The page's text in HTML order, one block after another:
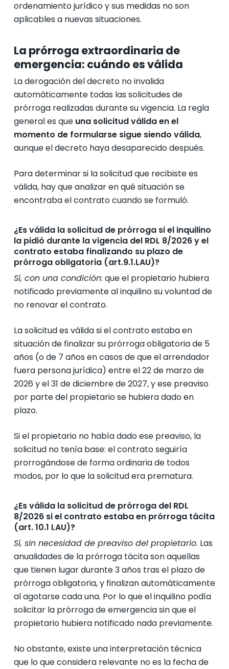
ordenamiento jurídico y sus medidas no son
aplicables a nuevas situaciones.
La prórroga extraordinaria de
emergencia: cuándo es válida
La derogación del decreto no invalida
automáticamente todas las solicitudes de
prórroga realizadas durante su vigencia. La regla
general es que una solicitud válida en el
momento de formularse sigue siendo válida,
aunque el decreto haya desaparecido después.
Para determinar si la solicitud que recibiste es
válida, hay que analizar en qué situación se
encontraba el contrato cuando se formuló.
¿Es válida la solicitud de prórroga si el inquilino
la pidió durante la vigencia del RDL 8/2026 y el
contrato estaba finalizando su plazo de
prórroga obligatoria (art.9.1.LAU)?
Sí, con una condición: que el propietario hubiera
notificado previamente al inquilino su voluntad de
no renovar el contrato.
La solicitud es válida si el contrato estaba en
situación de finalizar su prórroga obligatoria de 5
años (o de 7 años en casos de que el arrendador
fuera persona jurídica) entre el 22 de marzo de
2026 y el 31 de diciembre de 2027, y ese preaviso
por parte del propietario se hubiera dado en
plazo.
Si el propietario no había dado ese preaviso, la
solicitud no tenía base: el contrato seguiría
prorrogándose de forma ordinaria de todos
modos, por lo que la solicitud era prematura.
¿Es válida la solicitud de prórroga del RDL
8/2026 si el contrato estaba en prórroga tácita
(art. 10.1 LAU)?
Sí, sin necesidad de preaviso del propietario. Las
anualidades de la prórroga tácita son aquellas
que tienen lugar durante 3 años tras el plazo de
prórroga obligatoria, y finalizan automáticamente
al agotarse cada una. Por lo que el inquilino podía
solicitar la prórroga de emergencia sin que el
propietario hubiera notificado nada previamente.
No obstante, existe una interpretación técnica
que lo que considera relevante no es la fecha de